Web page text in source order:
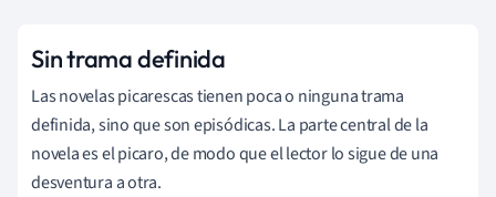
Sin trama definida
Las novelas picarescas tienen poca o ninguna trama
definida, sino que son episódicas. La parte central de la
novela es el picaro, de modo que el lector lo sigue de una
desventura a otra.